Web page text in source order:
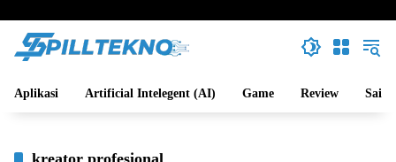
Aplikasi Artificial Intelegent (AI) Game Review Sains
kreator profesional